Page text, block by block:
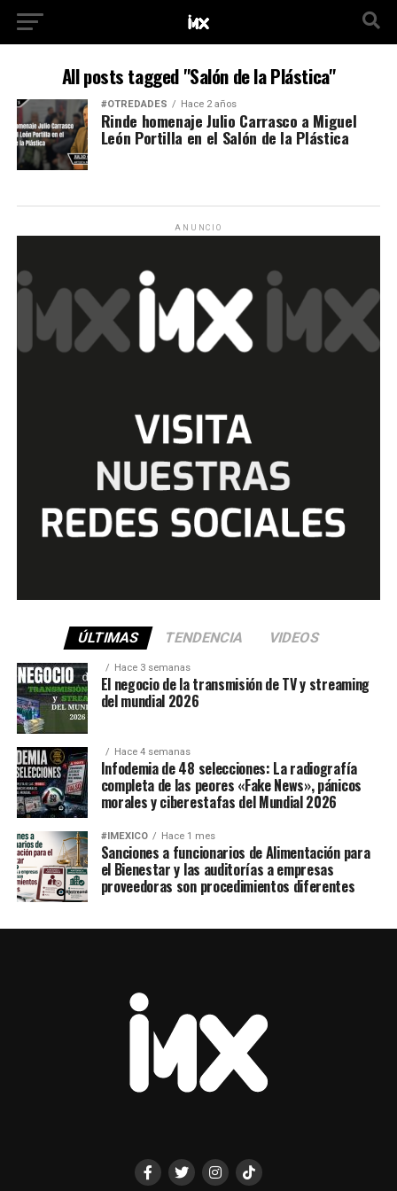
All posts tagged "Salón de la Plástica"
#OTREDADES Hace 2 años
Rinde homenaje Julio Carrasco a Miguel
León Portilla en el Salón de la Plástica
ANUNCIO
ÚLTIMAS TENDENCIA VIDEOS
Hace 3 semanas
El negocio de la transmisión de TV y streaming
del mundial 2026
Hace 4 semanas
Infodemia de 48 selecciones: La radiografía
completa de las peores «Fake News», pánicos
morales y ciberestafas del Mundial 2026
#IMEXICO Hace 1 mes
Sanciones a funcionarios de Alimentación para
el Bienestar y las auditorías a empresas
proveedoras son procedimientos diferentes